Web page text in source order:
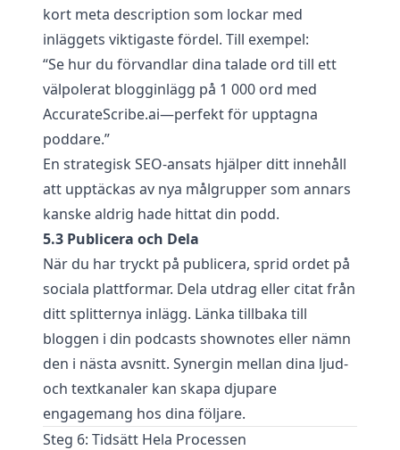
kort meta description som lockar med
inläggets viktigaste fördel. Till exempel:
“Se hur du förvandlar dina talade ord till ett
välpolerat blogginlägg på 1 000 ord med
AccurateScribe.ai—perfekt för upptagna
poddare.”
En strategisk SEO-ansats hjälper ditt innehåll
att upptäckas av nya målgrupper som annars
kanske aldrig hade hittat din podd.
5.3 Publicera och Dela
När du har tryckt på publicera, sprid ordet på
sociala plattformar. Dela utdrag eller citat från
ditt splitternya inlägg. Länka tillbaka till
bloggen i din podcasts shownotes eller nämn
den i nästa avsnitt. Synergin mellan dina ljud-
och textkanaler kan skapa djupare
engagemang hos dina följare.
Steg 6: Tidsätt Hela Processen